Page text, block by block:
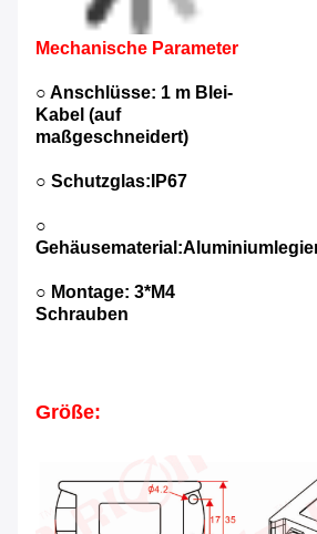
Mechanische Parameter
○ Anschlüsse: 1 m Blei-
Kabel (auf
maßgeschneidert)
○ Schutzglas:IP67
○
○ Montage: 3*M4
Schrauben
Größe: